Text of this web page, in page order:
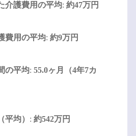
介護費用の平均: 約47万円
費用の平均: 約9万円
の平均: 55.0ヶ月（4年7カ
平均） : 約542万円